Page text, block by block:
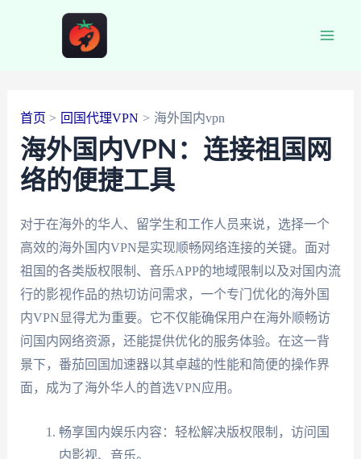
首页 回国代理VPN 海外国内vpn
海外国内VPN：连接祖国网
络的便捷工具
对于在海外的华人、留学生和工作人员来说，选择一个
高效的海外国内VPN是实现顺畅网络连接的关键。面对
祖国的各类版权限制、音乐APP的地域限制以及对国内流
行的影视作品的热切访问需求，一个专门优化的海外国
内VPN显得尤为重要。它不仅能确保用户在海外顺畅访
问国内网络资源，还能提供优化的服务体验。在这一背
景下，番茄回国加速器以其卓越的性能和简便的操作界
面，成为了海外华人的首选VPN应用。
畅享国内娱乐内容：轻松解决版权限制，访问国
内影视、音乐。